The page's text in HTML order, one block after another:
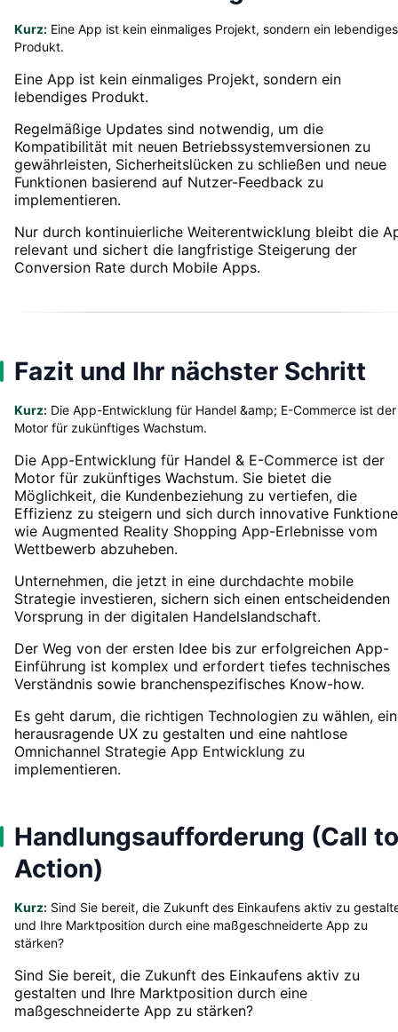
Kurz: Eine App ist kein einmaliges Projekt, sondern ein lebendiges
Produkt.
Eine App ist kein einmaliges Projekt, sondern ein
lebendiges Produkt.
Regelmäßige Updates sind notwendig, um die
Kompatibilität mit neuen Betriebssystemversionen zu
gewährleisten, Sicherheitslücken zu schließen und neue
Funktionen basierend auf Nutzer-Feedback zu
implementieren.
Nur durch kontinuierliche Weiterentwicklung bleibt die
relevant und sichert die langfristige Steigerung der
Conversion Rate durch Mobile Apps.
Fazit und Ihr nächster Schritt
Kurz: Die App-Entwicklung für Handel &amp; E-Commerce ist der
Motor für zukünftiges Wachstum.
Die App-Entwicklung für Handel & E-Commerce ist der
Motor für zukünftiges Wachstum. Sie bietet die
Möglichkeit, die Kundenbeziehung zu vertiefen, die
Effizienz zu steigern und sich durch innovative
wie Augmented Reality Shopping App-Erlebnisse vom
Wettbewerb abzuheben.
Unternehmen, die jetzt in eine durchdachte mobile
Strategie investieren, sichern sich einen entscheidenden
Vorsprung in der digitalen Handelslandschaft.
Der Weg von der ersten Idee bis zur erfolgreichen App-
Einführung ist komplex und erfordert tiefes technisches
Verständnis sowie branchenspezifisches Know-how.
Es geht darum, die richtigen Technologien zu wählen,
herausragende UX zu gestalten und eine nahtlose
Omnichannel Strategie App Entwicklung zu
implementieren.
Handlungsaufforderung (Call to
Action)
Kurz: Sind Sie bereit, die Zukunft des Einkaufens aktiv zu
und Ihre Marktposition durch eine maßgeschneiderte App zu
stärken?
Sind Sie bereit, die Zukunft des Einkaufens aktiv zu
gestalten und Ihre Marktposition durch eine
maßgeschneiderte App zu stärken?